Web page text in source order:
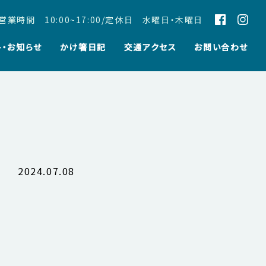
業時間 10:00~17:00/定休日 水曜日・木曜日
お知らせ かけ箸日記 交通アクセス お問い合わせ
2024.07.08